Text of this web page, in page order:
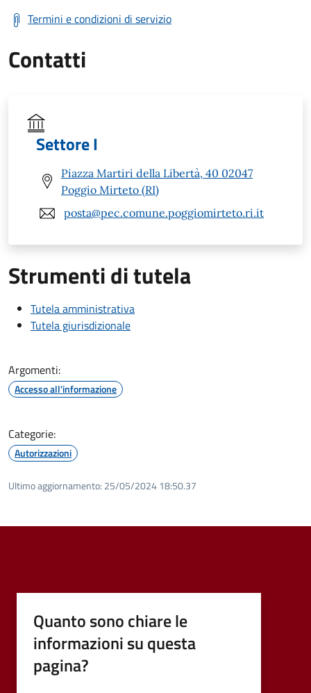
Termini e condizioni di servizio
Contatti
Settore I
Piazza Martiri della Libertà, 40 02047
Poggio Mirteto (RI)
posta@pec.comune.poggiomirteto.ri.it
Strumenti di tutela
Tutela amministrativa
Tutela giurisdizionale
Argomenti:
Accesso all'informazione
Categorie:
Autorizzazioni
Ultimo aggiornamento: 25/05/2024 18:50.37
Quanto sono chiare le
informazioni su questa
pagina?